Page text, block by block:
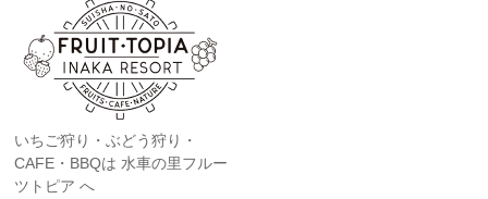
いちご狩り・ぶどう狩り・
CAFE・BBQは 水車の里フルー
ツトピア へ